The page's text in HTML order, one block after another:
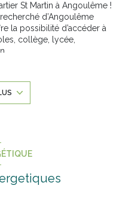
St Martin à Angoulême !
d’Angoulême
la possibilité d’accéder à
collège, lycée,
à la détente et aux
dans le jardin
solaires